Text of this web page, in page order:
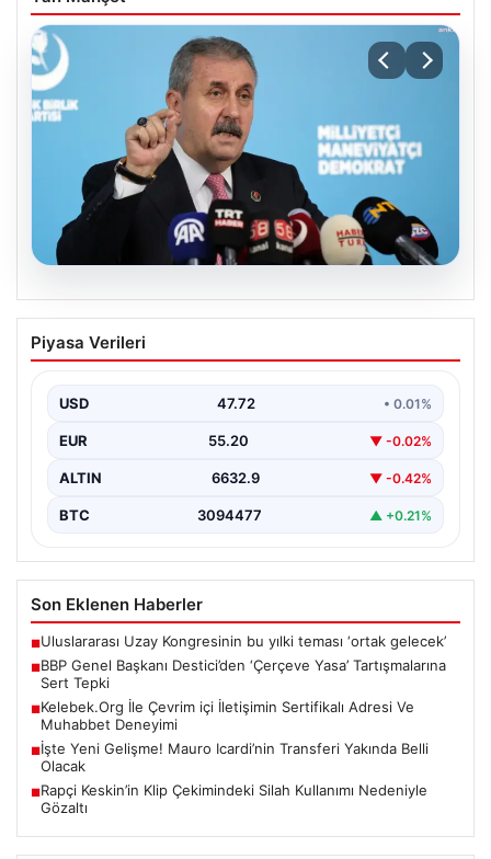
08.08.2026
BBP Genel Başkanı Destici’den
‘Çerçeve Yasa’ Tartışmalarına Sert
Büyük Birlik Partisi (BBP) Genel Başkanı Mustafa
toplantısında…
Piyasa Verileri
USD 47.72 • 0.01%
EUR 55.20 ▼ -0.02%
ALTIN 6632.9 ▼ -0.42%
BTC 3094477 ▲ +0.21%
Son Eklenen Haberler
■Uluslararası Uzay Kongresinin bu yılki teması ‘ortak gelecek’
■BBP Genel Başkanı Destici’den ‘Çerçeve Yasa’ Tartışmalarına
Sert Tepki
■Kelebek.Org İle Çevrim içi İletişimin Sertifikalı Adresi Ve
Muhabbet Deneyimi
■İşte Yeni Gelişme! Mauro Icardi’nin Transferi Yakında Belli
Olacak
■Rapçi Keskin’in Klip Çekimindeki Silah Kullanımı Nedeniyle
Gözaltı